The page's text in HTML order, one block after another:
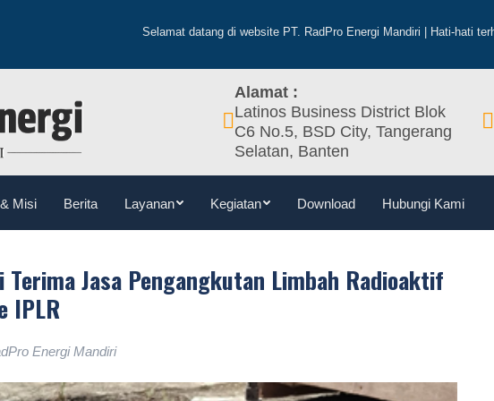
Selamat datang di website PT. RadPro Energi Mandiri | Hati-hati terhadap penipuan
Alamat :
Latinos Business District Blok
C6 No.5, BSD City, Tangerang
Selatan, Banten
Misi Berita Layanan Kegiatan Download Hubungi Kami
Terima Jasa Pengangkutan Limbah Radioaktif
IPLR
Energi Mandiri
Beranda Profil Tentang Visi & Misi Berita